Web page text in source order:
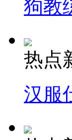
狗教
热点
汉服